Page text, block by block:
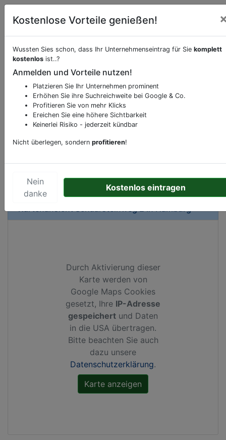
Beschreibung & Services von
Sie möchten eine Beschreibung, Dienstleistung
oder andere relevante Informationen hinzufügen?
Klicken Sie bittehierum uns zu kontaktieren.
Gerne erweitern wir Ihren Firmeneintrag um
Ihr Unternehmen anbietet und womit Sie sich von
KartenansichtSchaarsteinweg 2inHamburg
Durch Aktivierung dieser
Karte werden von
Google Maps Cookies
gesetzt, Ihre IP-Adresse
gespeichert und Daten
in die USA übertragen.
Bitte beachten Sie auch
dazu unsere
Datenschutzerklärung.
Kostenlose Vorteile genießen!
Wussten Sies schon, dass Ihr Unternehmenseintrag für Sie komplett
kostenlos ist..?
Anmelden und Vorteile nutzen!
Platzieren Sie Ihr Unternehmen prominent
Erhöhen Sie ihre Suchreichweite bei Google & Co.
Profitieren Sie von mehr Klicks
Ereichen Sie eine höhere Sichtbarkeit
Keinerlei Risiko - jederzeit kündbar
Nicht überlegen, sondern profitieren!
Nein
danke
Kostenlos eintragen